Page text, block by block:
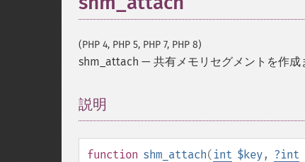
(PHP 4, PHP 5, PHP 7, PHP 8)
shm_attach — 共有メモリセグメントを作成
説明
function shm_attach( int $key, ?int